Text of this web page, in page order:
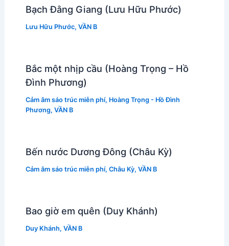
Bạch Đằng Giang (Lưu Hữu Phước)
Lưu Hữu Phước, VẦN B
Bắc một nhịp cầu (Hoàng Trọng – Hồ
Đình Phương)
Cảm âm sáo trúc miễn phí, Hoàng Trọng - Hồ Đình
Phương, VẦN B
Bến nước Dương Đông (Châu Kỳ)
Cảm âm sáo trúc miễn phí, Châu Kỳ, VẦN B
Bao giờ em quên (Duy Khánh)
Duy Khánh, VẦN B